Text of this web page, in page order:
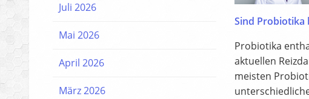
Juli 2026
Mai 2026
April 2026
März 2026
Sind Probiotika
Probiotika
aktuellen
meisten